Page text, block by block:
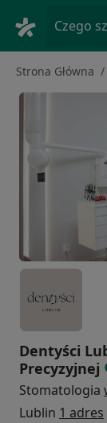
Czego
Strona Główna
Dentyści
Precyzyjnej
Stomatologia
Lublin 1 adres